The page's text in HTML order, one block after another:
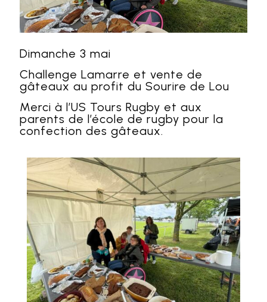
Dimanche 3 mai
Challenge Lamarre et vente de
gâteaux au profit du Sourire de Lou
Merci à l’US Tours Rugby et aux
parents de l’école de rugby pour la
confection des gâteaux.